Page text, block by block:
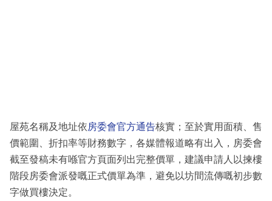
屋苑名稱及地址依房委會官方通告核實；至於實用面積、售
價範圍、折扣率等財務數字，各媒體報道略有出入，房委會
截至發稿未有喺官方頁面列出完整價單，建議申請人以揀樓
階段房委會派發嘅正式價單為準，避免以坊間流傳嘅初步數
字做買樓決定。